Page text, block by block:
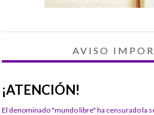
AVISO
¡ATENCIÓN!
El denominado "mundo libre" ha censurado la